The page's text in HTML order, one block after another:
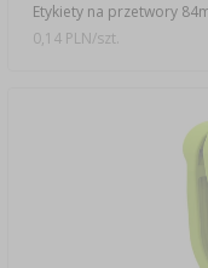
Etykiety na przetwory
0,14 PLN/szt.